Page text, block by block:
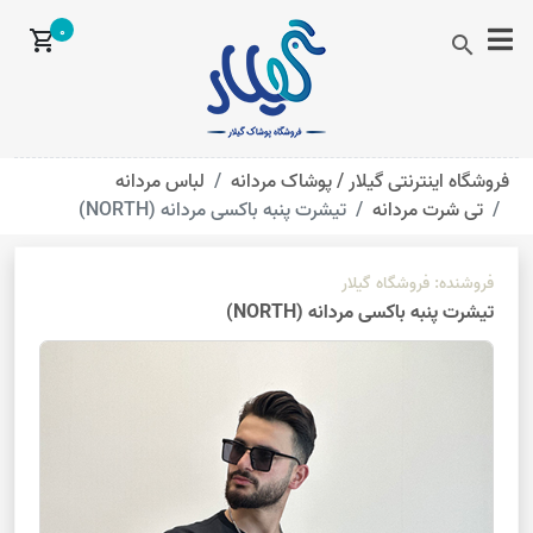
search
shopping_cart0
فروشگاه اینترنتی گیلار /پوشاک مردانه
لباس مردانه
تی شرت مردانه
تیشرت پنبه باکسی مردانه (NORTH)
فروشنده: فروشگاه گیلار
تیشرت پنبه باکسی مردانه (NORTH)